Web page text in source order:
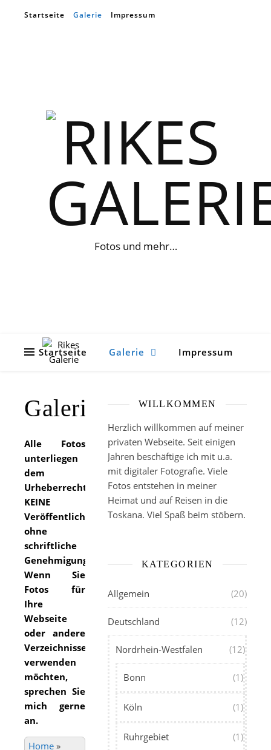
Startseite Galerie Impressum
Fotos und mehr…
Startseite Galerie Impressum
Galerie
Alle Fotos
unterliegen
dem
Urheberrecht.
KEINE
Veröffentlichung
ohne
schriftliche
Genehmigung.
Wenn Sie
Fotos für
Ihre
Webseite
oder andere
Verzeichnisse
verwenden
möchten,
sprechen Sie
mich gerne
an.
Home »
WILLKOMMEN
Herzlich willkommen auf meiner
privaten Webseite. Seit einigen
Jahren beschäftige ich mit u.a.
mit digitaler Fotografie. Viele
Fotos entstehen in meiner
Heimat und auf Reisen in die
Toskana. Viel Spaß beim stöbern.
KATEGORIEN
Allgemein (20)
Deutschland (12)
Nordrhein-Westfalen (12)
Bonn (1)
Köln (1)
Ruhrgebiet (1)